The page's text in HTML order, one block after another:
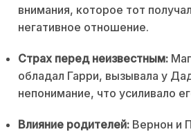
внимания, которое тот
негативное отношение.
Страх перед неизвестным:
обладал Гарри, вызывала у
непонимание, что усиливало
Влияние родителей: Вернон и